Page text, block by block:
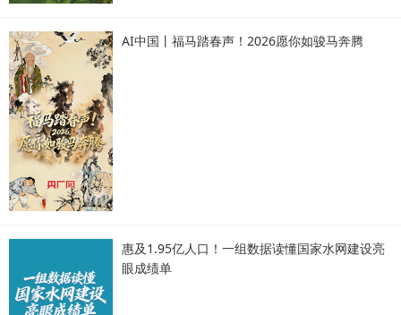
AI中国丨福马踏春声！2026愿你如骏马奔腾
惠及1.95亿人口！一组数据读懂国家水网建设亮
眼成绩单